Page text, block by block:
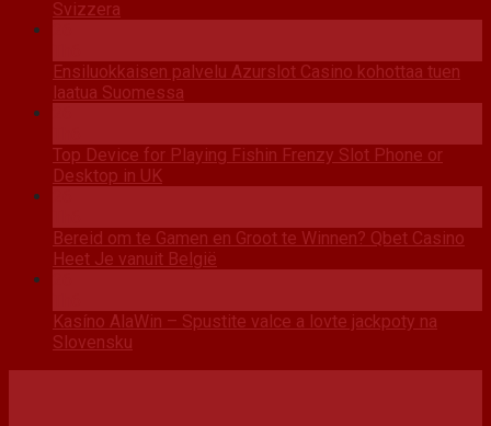
Svizzera
Ensiluokkaisen palvelu Azurslot Casino kohottaa tuen
laatua Suomessa
Top Device for Playing Fishin Frenzy Slot Phone or
Desktop in UK
Bereid om te Gamen en Groot te Winnen? Qbet Casino
Heet Je vanuit België
Kasíno AlaWin – Spustite valce a lovte jackpoty na
Slovensku